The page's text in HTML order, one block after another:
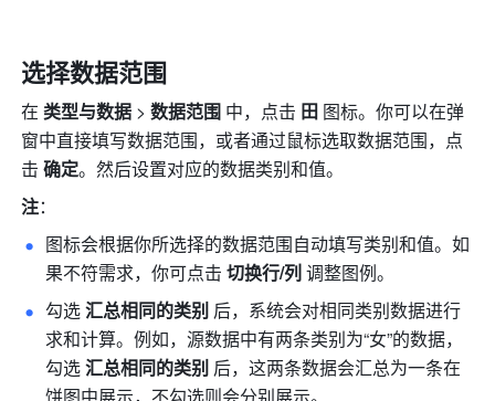
选择数据范围
在 类型与数据 > 数据范围 中，点击 田 图标。你可以在弹
窗中直接填写数据范围，或者通过鼠标选取数据范围，点
击 确定。然后设置对应的数据类别和值。
注：
图标会根据你所选择的数据范围自动填写类别和值。如
果不符需求，你可点击 切换行/列 调整图例。
勾选 汇总相同的类别 后，系统会对相同类别数据进行
求和计算。例如，源数据中有两条类别为“女”的数据，
勾选 汇总相同的类别 后，这两条数据会汇总为一条在
饼图中展示，不勾选则会分别展示。